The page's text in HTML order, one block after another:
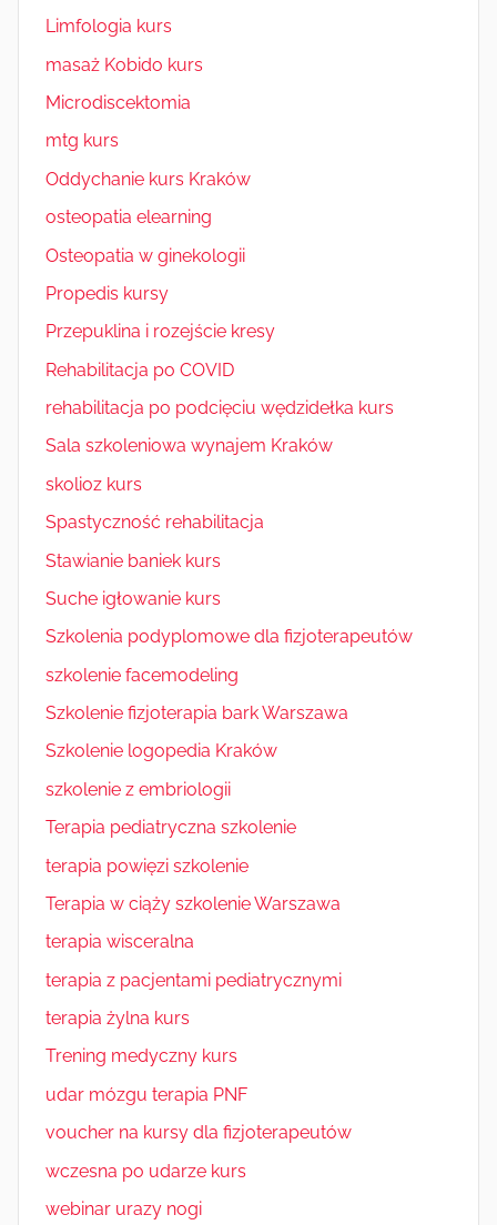
Limfologia kurs
masaż Kobido kurs
Microdiscektomia
mtg kurs
Oddychanie kurs Kraków
osteopatia elearning
Osteopatia w ginekologii
Propedis kursy
Przepuklina i rozejście kresy
Rehabilitacja po COVID
rehabilitacja po podcięciu wędzidełka kurs
Sala szkoleniowa wynajem Kraków
skolioz kurs
Spastyczność rehabilitacja
Stawianie baniek kurs
Suche igłowanie kurs
Szkolenia podyplomowe dla fizjoterapeutów
szkolenie facemodeling
Szkolenie fizjoterapia bark Warszawa
Szkolenie logopedia Kraków
szkolenie z embriologii
Terapia pediatryczna szkolenie
terapia powięzi szkolenie
Terapia w ciąży szkolenie Warszawa
terapia wisceralna
terapia z pacjentami pediatrycznymi
terapia żylna kurs
Trening medyczny kurs
udar mózgu terapia PNF
voucher na kursy dla fizjoterapeutów
wczesna po udarze kurs
webinar urazy nogi